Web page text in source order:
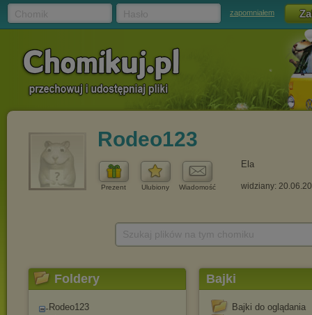
zapomniałem
Rodeo123
Prezent Ulubiony Wiadomość
Ela
widziany:
Foldery
Rodeo123
Bajki
Bajki do oglądania